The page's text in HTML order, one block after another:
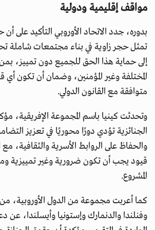
مواقف إقليمية ودولية
بدوره، جدد الاتحاد الأوروبي التأكيد على أن
تمثل حجر زاوية في بناء مجتمعات شاملة
إلى حماية هذا الحق للجميع دون تمييز، بمن
المختلفة وغير المؤمنين، وضمان أن تكون
متوافقة مع القانون الدولي.
وتحدثت كينيا باسم المجموعة الإفريقية،
الجنائزية تؤدي دورًا محوريًا في تعزيز
والحفاظ على الروابط الأسرية والثقافية، مع
قيود يجب أن تكون ضرورية وغير تمييزية
المشروع.
كما أعربت مجموعة من الدول الأوروبية، من
وفنلندا والدنمارك وإستونيا وأيسلندا، عن